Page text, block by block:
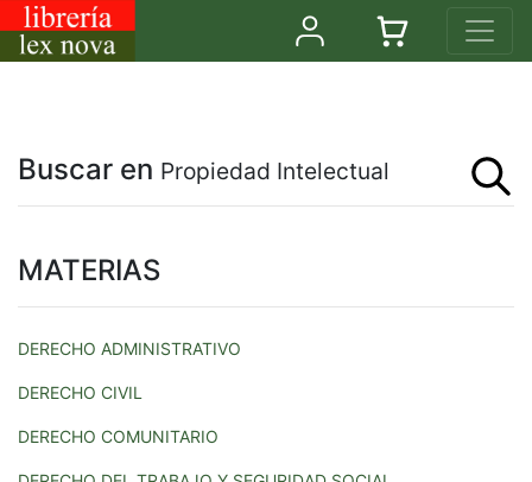
Buscar en Propiedad Intelectual
MATERIAS
DERECHO ADMINISTRATIVO
DERECHO CIVIL
DERECHO COMUNITARIO